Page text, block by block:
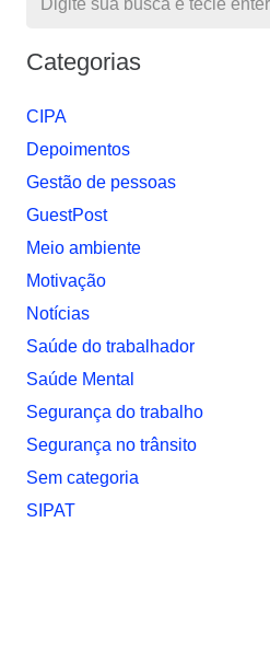
Categorias
CIPA
Depoimentos
Gestão de pessoas
GuestPost
Meio ambiente
Motivação
Notí­cias
Saúde do trabalhador
Saúde Mental
Segurança do trabalho
Segurança no trânsito
Sem categoria
SIPAT